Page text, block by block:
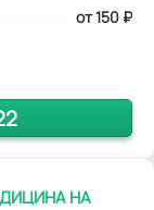
от 150 ₽
НА